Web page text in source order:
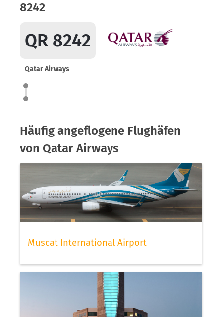
8242
QR 8242
Qatar Airways
Häufig angeflogene Flughäfen
von Qatar Airways
Muscat International Airport